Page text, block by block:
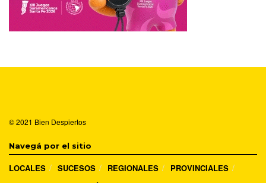
© 2021 Bien Despiertos
Navegá por el sitio
LOCALES SUCESOS REGIONALES
PROVINCIALES